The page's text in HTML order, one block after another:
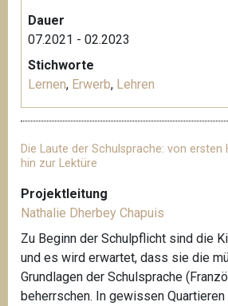
Dauer
07.2021 - 02.2023
Stichworte
Lernen, Erwerb, Lehren
Die Laute der Schulsprache: von
hin zur Lektüre
Projektleitung
Nathalie Dherbey Chapuis
Zu Beginn der Schulpflicht sind die
und es wird erwartet, dass sie die
Grundlagen der Schulsprache
beherrschen. In gewissen